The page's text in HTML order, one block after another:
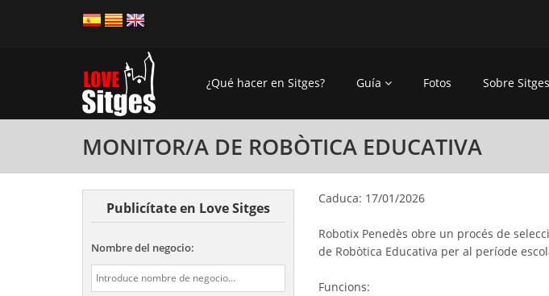
¿Qué hacer en Sitges? Guía Fotos Sobre Sitges
MONITOR/A DE ROBÒTICA EDUCATIVA
Publicítate en Love Sitges
Nombre del negocio:
Caduca: 17/01/2026
Robotix Penedès obre un procés de
de Robòtica Educativa per al període
Funcions: